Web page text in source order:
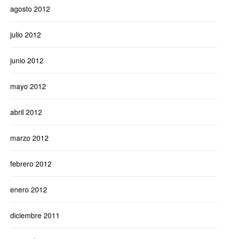
agosto 2012
julio 2012
junio 2012
mayo 2012
abril 2012
marzo 2012
febrero 2012
enero 2012
diciembre 2011